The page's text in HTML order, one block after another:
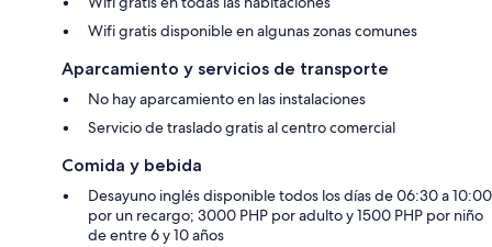
Wifi gratis disponible en algunas zonas comunes
Aparcamiento y servicios de transporte
No hay aparcamiento en las instalaciones
Servicio de traslado gratis al centro comercial
Comida y bebida
Desayuno inglés disponible todos los días de 06:30 a 10:00
por un recargo; 3000 PHP por adulto y 1500 PHP por niño
de entre 6 y 10 años